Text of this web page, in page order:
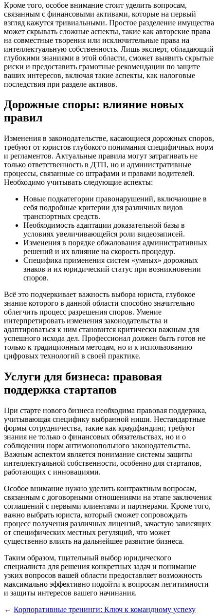
Кроме того, особое внимание стоит уделить вопросам,
связанным с финансовыми активами, которые на первый
взгляд кажутся тривиальными. Простое разделение имущества
может скрывать сложные аспекты, такие как авторские права
на совместные творения или исключительные права на
интеллектуальную собственность. Лишь эксперт, обладающий
глубокими знаниями в этой области, сможет выявить скрытые
риски и предоставить грамотные рекомендации по защите
ваших интересов, включая такие аспекты, как налоговые
последствия при разделе активов.
Дорожные споры: влияние новых
правил
Изменения в законодательстве, касающиеся дорожных споров,
требуют от юристов глубокого понимания специфичных норм
и регламентов. Актуальные правила могут затрагивать не
только ответственность в ДТП, но и административные
процессы, связанные со штрафами и правами водителей.
Необходимо учитывать следующие аспекты:
Новые подкатегории правонарушений, включающие в
себя подробные критерии для различных видов
транспортных средств.
Необходимость адаптации доказательной базы в
условиях увеличивающейся роли видеозаписей.
Изменения в порядке обжалования административных
решений и их влияние на скорость процедур.
Специфика применения систем «умных» дорожных
знаков и их юридический статус при возникновении
споров.
Всё это подчеркивает важность выбора юриста, глубокое
знание которого в данной области способно значительно
облегчить процесс разрешения споров. Умение
интерпретировать изменения законодательства и
адаптироваться к ним становится критически важным для
успешного исхода дел. Профессионал должен быть готов не
только к традиционным методам, но и к использованию
цифровых технологий в своей практике.
Услуги для бизнеса: правовая
поддержка стартапов
При старте нового бизнеса необходима правовая поддержка,
учитывающая специфику выбранной ниши. Нестандартные
формы сотрудничества, такие как краудфандинг, требуют
знания не только о финансовых обязательствах, но и о
соблюдении норм антимонопольного законодательства.
Важным аспектом является понимание системы защиты
интеллектуальной собственности, особенно для стартапов,
работающих с инновациями.
Особое внимание нужно уделить контрактным вопросам,
связанным с договорными отношениями на этапе заключения
соглашений с первыми клиентами и партнерами. Кроме того,
важно выбрать юриста, который сможет сопровождать
процесс получения различных лицензий, зачастую зависящих
от специфических местных регуляций, что может
существенно влиять на дальнейшее развитие бизнеса.
Таким образом, тщательный выбор юридического
специалиста для решения конкретных задач и понимание
узких вопросов вашей области предоставляет возможность
максимально эффективно подойти к вопросам легитимности
и защиты интересов вашего начинания.
← Корпоративные тренинги: Ключ к командному успеху